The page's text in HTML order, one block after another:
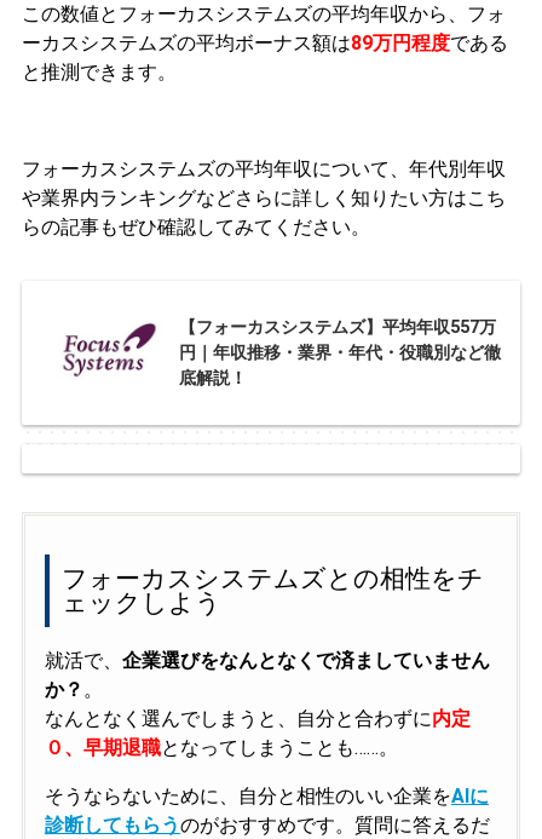
この数値とフォーカスシステムズの平均年収から、フォ
ーカスシステムズの平均ボーナス額は89万円程度である
と推測できます。
フォーカスシステムズの平均年収について、年代別年収
や業界内ランキングなどさらに詳しく知りたい方はこち
らの記事もぜひ確認してみてください。
【フォーカスシステムズ】平均年収557万
円｜年収推移・業界・年代・役職別など徹
底解説！
フォーカスシステムズとの相性をチ
ェックしよう
就活で、 企業選びをなんとなくで済ましていません
か？ 。
なんとなく選んでしまうと、自分と合わずに内定
０、早期退職となってしまうことも……。
そうならないために、自分と相性のいい企業をAIに
診断してもらうのがおすすめです。質問に答えるだ